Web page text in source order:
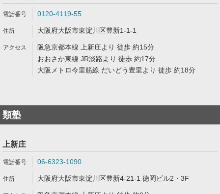
0120-4119-55
大阪府大阪市東淀川区豊新1-1-1
阪急京都本線 上新庄より 徒歩 約15分
おおさか東線 JR淡路より 徒歩 約17分
大阪メトロ今里筋線 だいどう豊里より 徒歩 約18分
類塾
上新庄
06-6323-1090
大阪府大阪市東淀川区豊新4-21-1 徳岡ビル2・3F